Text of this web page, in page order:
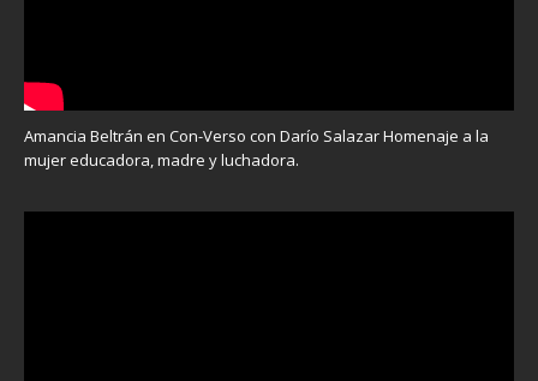
Amancia Beltrán en Con-Verso con Darío Salazar Homenaje a la
mujer educadora, madre y luchadora.